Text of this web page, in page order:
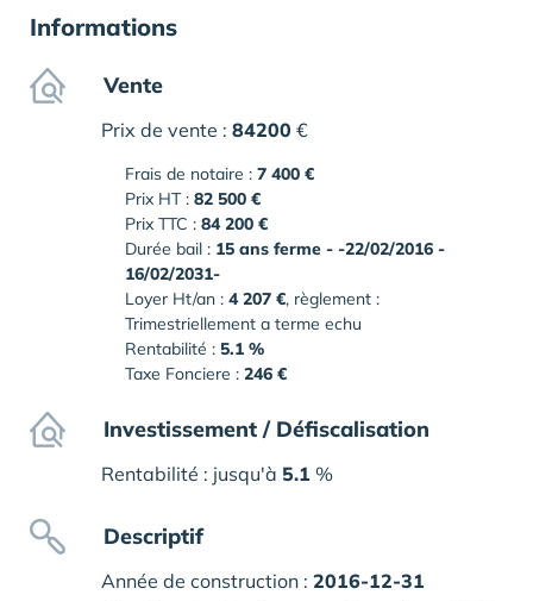
Informations
Vente
Prix de vente : 84200 €
Frais de notaire : 7 400 €
Prix HT : 82 500 €
Prix TTC : 84 200 €
Durée bail : 15 ans ferme - -22/02/2016 -
16/02/2031-
Loyer Ht/an : 4 207 €, règlement :
Trimestriellement a terme echu
Rentabilité : 5.1 %
Taxe Fonciere : 246 €
Investissement / Défiscalisation
Rentabilité : jusqu'à 5.1 %
Descriptif
Année de construction : 2016-12-31